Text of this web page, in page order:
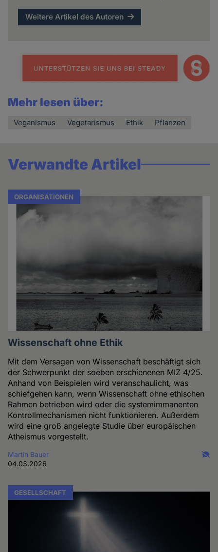
Weitere Artikel des Autoren
Mehr lesen über:
Veganismus Vegetarismus Ethik Pflanzen
Verwandte Artikel
ORGANISATIONEN
Wissenschaft ohne Ethik
Mit dem Versagen von Wissenschaft beschäftigt sich
der Schwerpunkt der soeben erschienenen MIZ 4/25.
Anhand von Beispielen wird veranschaulicht, was
schiefgehen kann, wenn Wissenschaft ohne ethischen
Rahmen betrieben wird oder die systemimmanenten
Kontrollmechanismen nicht funktionieren. Außerdem
wird eine groß angelegte Studie über europäischen
Atheismus vorgestellt.
Martin Bauer
04.03.2026
GESELLSCHAFT